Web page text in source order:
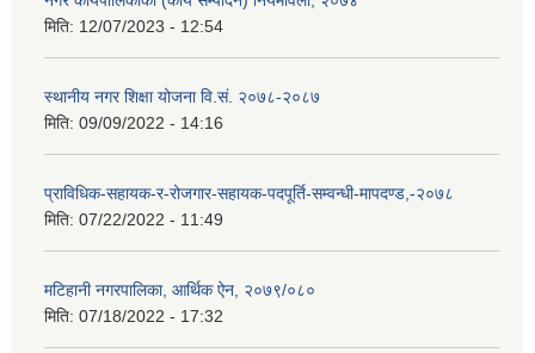
मिति: 12/07/2023 - 12:54
स्थानीय नगर शिक्षा योजना वि‍.सं. २०७८-२०८७
मिति: 09/09/2022 - 14:16
प्राविधिक-सहायक-र-रोजगार-सहायक-पदपूर्ति-सम्वन्धी-मापदण्ड,-२०७८
मिति: 07/22/2022 - 11:49
मटिहानी नगरपालिका, आर्थिक ऐन, २०७९/०८०
मिति: 07/18/2022 - 17:32